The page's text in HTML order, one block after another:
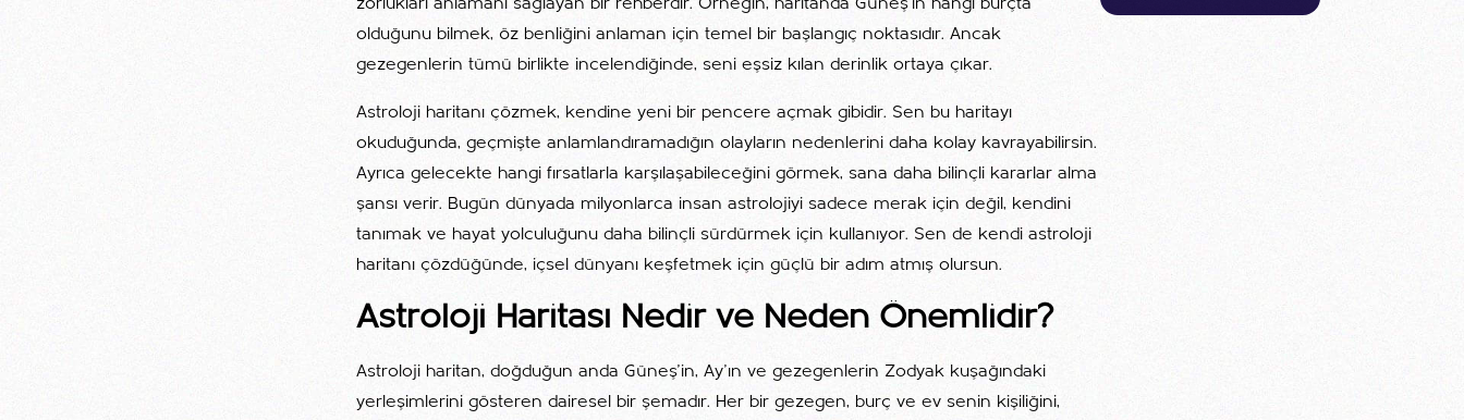
zorlukları anlamanı sağlayan bir rehberdir. Örneğin, haritanda Güneş’in hangi burçta
olduğunu bilmek, öz benliğini anlaman için temel bir başlangıç noktasıdır. Ancak
gezegenlerin tümü birlikte incelendiğinde, seni eşsiz kılan derinlik ortaya çıkar.
Astroloji haritanı çözmek, kendine yeni bir pencere açmak gibidir. Sen bu haritayı
okuduğunda, geçmişte anlamlandıramadığın olayların nedenlerini daha kolay kavrayabilirsin.
Ayrıca gelecekte hangi fırsatlarla karşılaşabileceğini görmek, sana daha bilinçli kararlar alma
şansı verir. Bugün dünyada milyonlarca insan astrolojiyi sadece merak için değil, kendini
tanımak ve hayat yolculuğunu daha bilinçli sürdürmek için kullanıyor. Sen de kendi astroloji
haritanı çözdüğünde, içsel dünyanı keşfetmek için güçlü bir adım atmış olursun.
Astroloji Haritası Nedir ve Neden Önemlidir?
Astroloji haritan, doğduğun anda Güneş’in, Ay’ın ve gezegenlerin Zodyak kuşağındaki
yerleşimlerini gösteren dairesel bir şemadır. Her bir gezegen, burç ve ev senin kişiliğini,